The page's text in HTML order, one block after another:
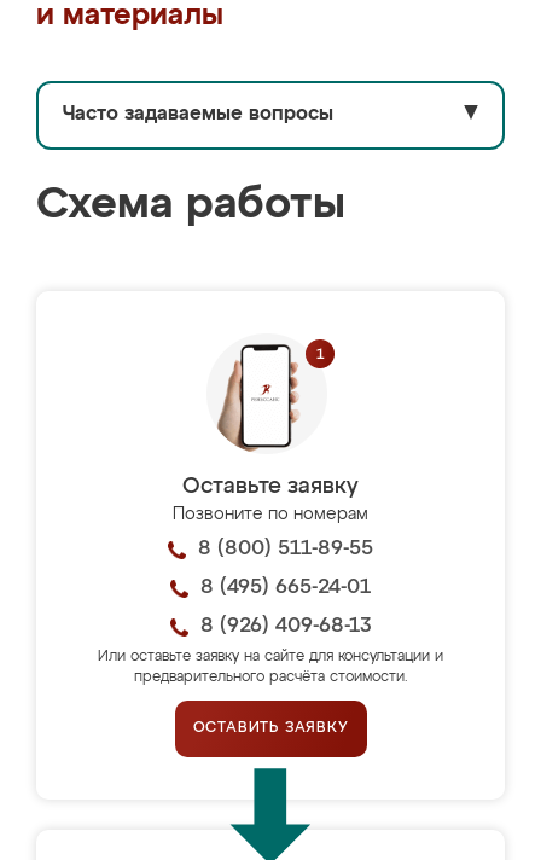
и материалы
Часто задаваемые вопросы ▼
Схема работы
Оставьте заявку
Позвоните по номерам
8 (800) 511-89-55
8 (495) 665-24-01
8 (926) 409-68-13
Или оставьте заявку на сайте для консультации и
предварительного расчёта стоимости.
ОСТАВИТЬ ЗАЯВКУ